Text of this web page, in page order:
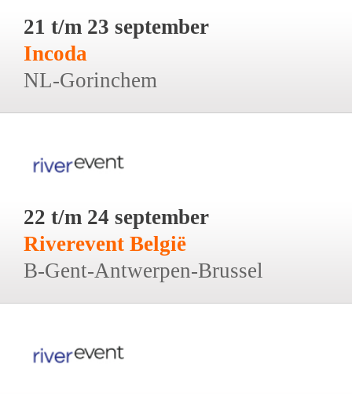
21 t/m 23 september
Incoda
NL-Gorinchem
22 t/m 24 september
Riverevent België
B-Gent-Antwerpen-Brussel